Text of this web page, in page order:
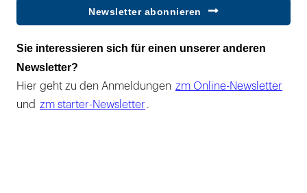
Newsletter abonnieren
Sie interessieren sich für einen unserer anderen
Newsletter?
Hier geht zu den Anmeldungen zm Online-Newsletter
und zm starter-Newsletter .